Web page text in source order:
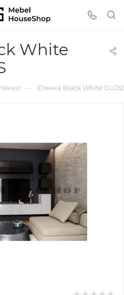
White
— Стенка Black White